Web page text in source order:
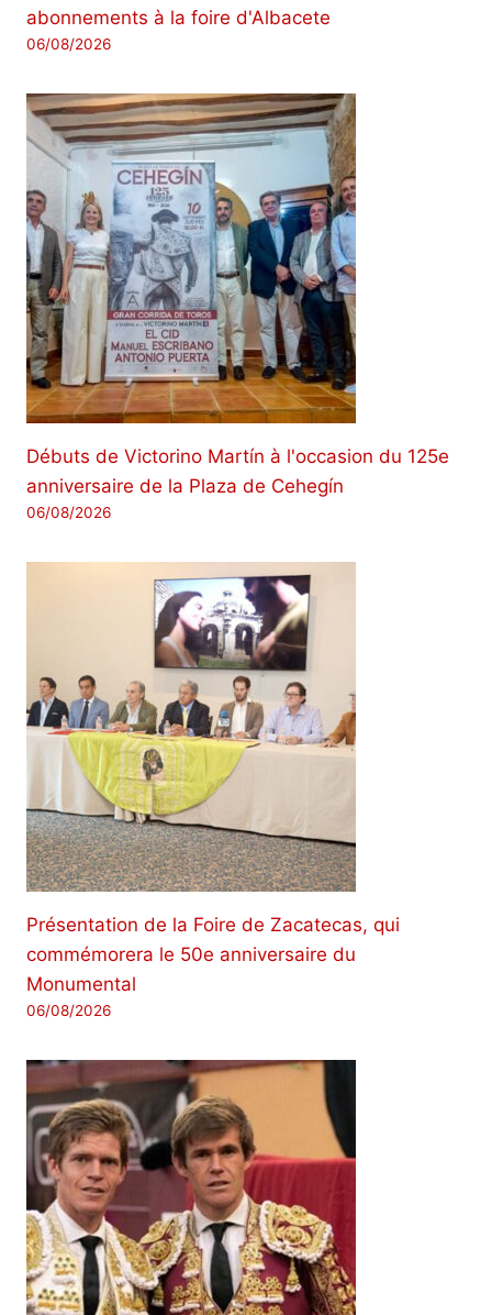
abonnements à la foire d'Albacete
06/08/2026
Débuts de Victorino Martín à l'occasion du 125e
anniversaire de la Plaza de Cehegín
06/08/2026
Présentation de la Foire de Zacatecas, qui
commémorera le 50e anniversaire du
Monumental
06/08/2026